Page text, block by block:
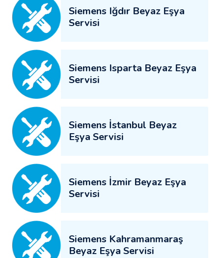
Siemens Iğdır Beyaz Eşya
Servisi
Siemens Isparta Beyaz Eşya
Servisi
Siemens İstanbul Beyaz
Eşya Servisi
Siemens İzmir Beyaz Eşya
Servisi
Siemens Kahramanmaraş
Beyaz Eşya Servisi